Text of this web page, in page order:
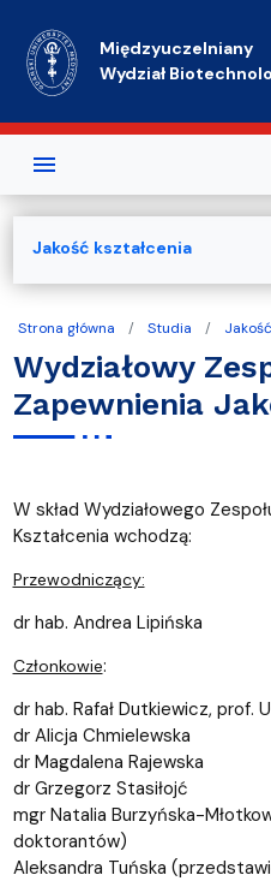
Międzyuczelniany
Wydział
Strona główna Studia
Wydziałowy
Zapewnienia
W skład Wydziałowego
Kształcenia wchodzą:
Przewodniczący:
dr hab. Andrea Lipińska
Członkowie:
dr hab. Rafał Dutkiewicz, prof.
dr Alicja Chmielewska
dr Magdalena Rajewska
dr Grzegorz Stasiłojć
mgr Natalia Burzyńska-
doktorantów)
Aleksandra Tuńska
Jakość kształcenia